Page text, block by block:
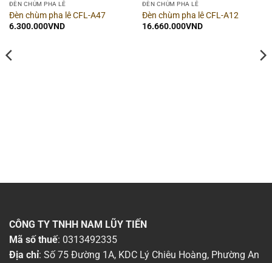
ĐÈN CHÙM PHA LÊ
Đèn chùm pha lê CFL-A47
6.300.000VND
ĐÈN CHÙM PHA LÊ
Đèn chùm pha lê CFL-A12
16.660.000VND
CÔNG TY TNHH NAM LŨY TIẾN
Mã số thuế: 0313492335
Địa chỉ: Số 75 Đường 1A, KDC Lý Chiêu Hoàng, Phường An